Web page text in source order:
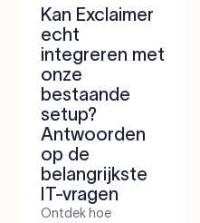
Kan Exclaimer
echt
integreren met
onze
bestaande
setup?
Antwoorden
op de
belangrijkste
IT-vragen
Ontdek hoe